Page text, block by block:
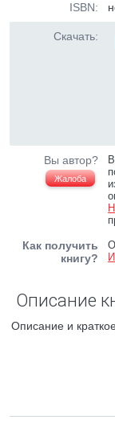
ISBN:
Скачать:
Вы автор?
Жалоба
Как получить
книгу?
Описание
Описание и